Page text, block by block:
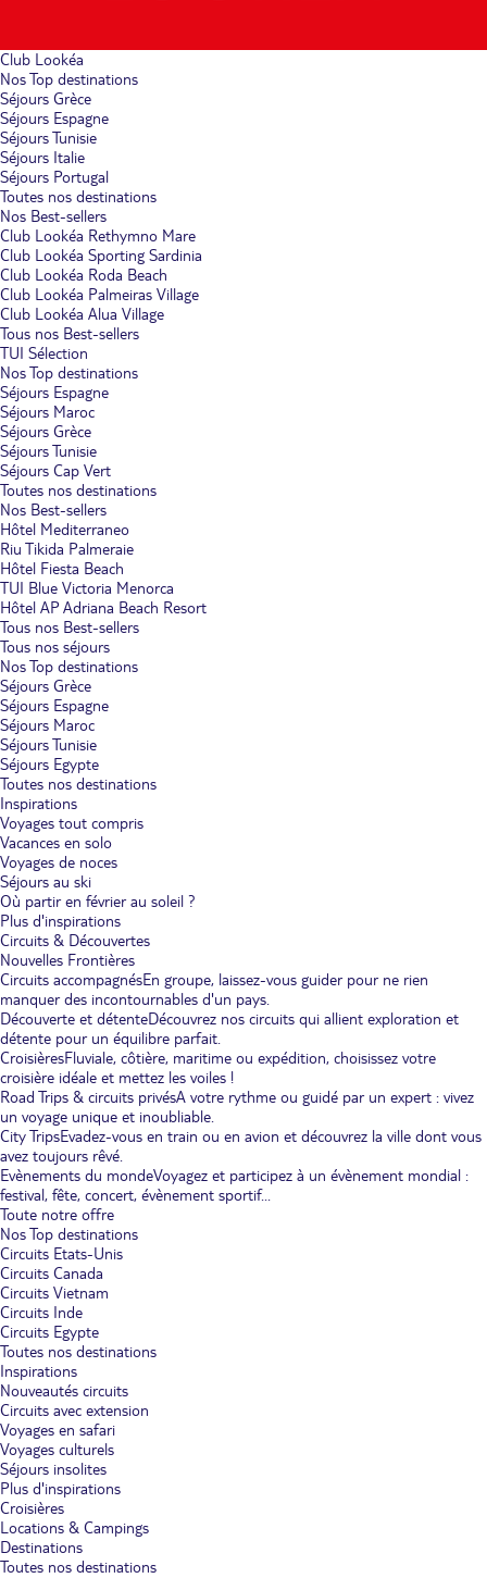
Club Lookéa
Nos Top destinations
Séjours Grèce
Séjours Espagne
Séjours Tunisie
Séjours Italie
Séjours Portugal
Toutes nos destinations
Nos Best-sellers
Club Lookéa Rethymno Mare
Club Lookéa Sporting Sardinia
Club Lookéa Roda Beach
Club Lookéa Palmeiras Village
Club Lookéa Alua Village
Tous nos Best-sellers
TUI Sélection
Nos Top destinations
Séjours Espagne
Séjours Maroc
Séjours Grèce
Séjours Tunisie
Séjours Cap Vert
Toutes nos destinations
Nos Best-sellers
Hôtel Mediterraneo
Riu Tikida Palmeraie
Hôtel Fiesta Beach
TUI Blue Victoria Menorca
Hôtel AP Adriana Beach Resort
Tous nos Best-sellers
Tous nos séjours
Nos Top destinations
Séjours Grèce
Séjours Espagne
Séjours Maroc
Séjours Tunisie
Séjours Egypte
Toutes nos destinations
Inspirations
Voyages tout compris
Vacances en solo
Voyages de noces
Séjours au ski
Où partir en février au soleil ?
Plus d'inspirations
Circuits & Découvertes
Nouvelles Frontières
Circuits accompagnésEn groupe, laissez-vous guider pour ne rien
manquer des incontournables d'un pays.
Découverte et détenteDécouvrez nos circuits qui allient exploration et
détente pour un équilibre parfait.
CroisièresFluviale, côtière, maritime ou expédition, choisissez votre
croisière idéale et mettez les voiles !
Road Trips & circuits privésA votre rythme ou guidé par un expert : vivez
un voyage unique et inoubliable.
City TripsEvadez-vous en train ou en avion et découvrez la ville dont vous
avez toujours rêvé.
Evènements du mondeVoyagez et participez à un évènement mondial :
festival, fête, concert, évènement sportif...
Toute notre offre
Nos Top destinations
Circuits Etats-Unis
Circuits Canada
Circuits Vietnam
Circuits Inde
Circuits Egypte
Toutes nos destinations
Inspirations
Nouveautés circuits
Circuits avec extension
Voyages en safari
Voyages culturels
Séjours insolites
Plus d'inspirations
Croisières
Locations & Campings
Destinations
Toutes nos destinations